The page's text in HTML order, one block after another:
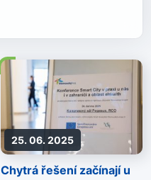
25. 06. 2025
Chytrá řešení začínají u